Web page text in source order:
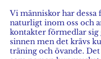
Vi människor har dessa
naturligt inom oss och
kontakter förmedlar sig
sinnen men det krävs
träning och övande.